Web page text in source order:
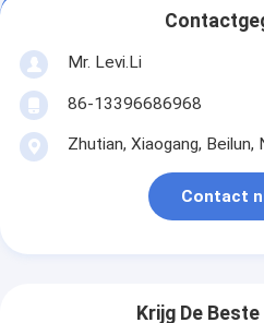
Mr. Levi.Li
86-13396686968
Zhutian, Xiaogang, Beilun,
Contact
Krijg De